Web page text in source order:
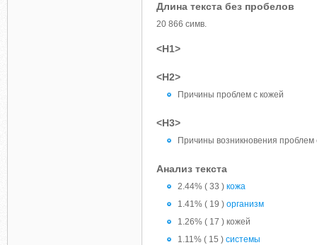
Длина текста без пробелов
20 866 симв.
<H1>
<H2>
Причины проблем с кожей
<H3>
Причины возникновения проблем
Анализ текста
2.44% ( 33 ) кожа
1.41% ( 19 ) организм
1.26% ( 17 ) кожей
1.11% ( 15 ) системы